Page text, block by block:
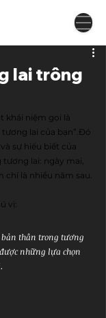
lai trông
khái niệm gọi là
tương lai của bạn”.Đó
sự hiểu biết của
lai: ngày mai,
chí là nhiều năm sau.
vị:
bản thân trong tương
những lựa chọn